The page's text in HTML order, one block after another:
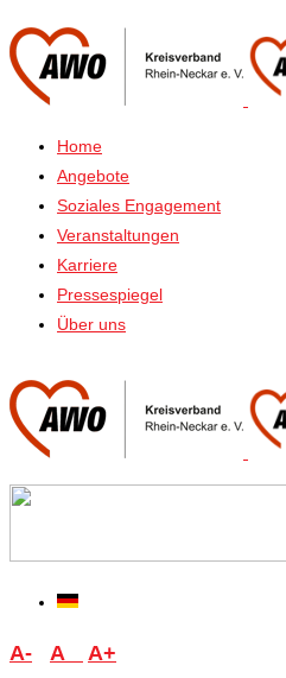
Home
Angebote
Soziales Engagement
Veranstaltungen
Karriere
Pressespiegel
Über uns
A- A A+